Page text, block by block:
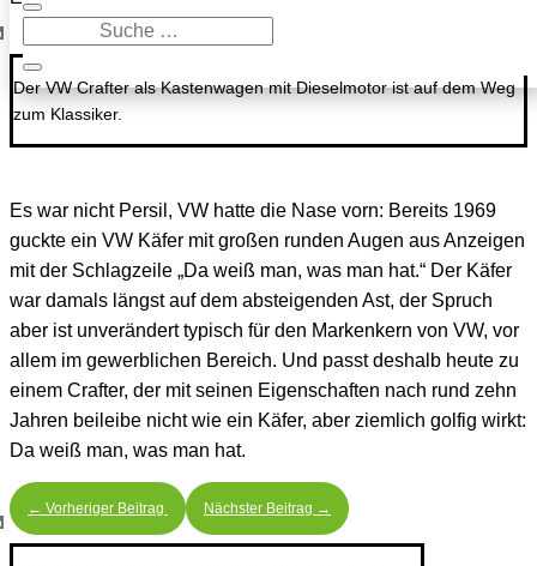
Der VW Crafter als Kastenwagen mit Dieselmotor ist auf dem Weg
zum Klassiker.
Es war nicht Persil, VW hatte die Nase vorn: Bereits 1969
guckte ein VW Käfer mit großen runden Augen aus Anzeigen
mit der Schlagzeile „Da weiß man, was man hat.“ Der Käfer
war damals längst auf dem absteigenden Ast, der Spruch
aber ist unverändert typisch für den Markenkern von VW, vor
allem im gewerblichen Bereich. Und passt deshalb heute zu
einem Crafter, der mit seinen Eigenschaften nach rund zehn
Jahren beileibe nicht wie ein Käfer, aber ziemlich golfig wirkt:
Da weiß man, was man hat.
← Vorheriger Beitrag Nächster Beitrag →